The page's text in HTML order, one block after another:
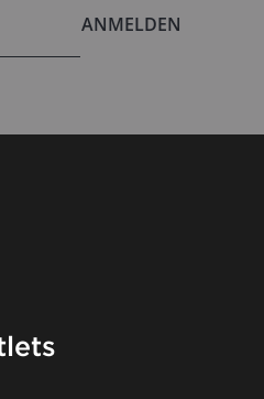
ANMELDEN